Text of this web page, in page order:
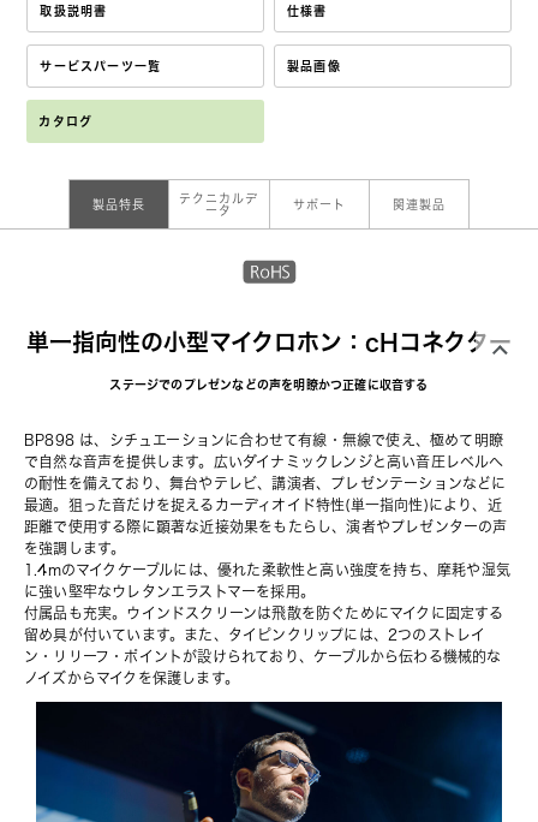
取扱説明書 仕様書
サービスパーツ一覧 製品画像
カタログ
製品特長
テクニカルデ
ータ
サポート 関連製品
単一指向性の小型マイクロホン：cHコネクター
ステージでのプレゼンなどの声を明瞭かつ正確に収音する
BP898 は、シチュエーションに合わせて有線・無線で使え、極めて明瞭
で自然な音声を提供します。広いダイナミックレンジと高い音圧レベルへ
の耐性を備えており、舞台やテレビ、講演者、プレゼンテーションなどに
最適。狙った音だけを捉えるカーディオイド特性(単一指向性)により、近
距離で使用する際に顕著な近接効果をもたらし、演者やプレゼンターの声
を強調します。
1.4mのマイクケーブルには、優れた柔軟性と高い強度を持ち、摩耗や湿気
に強い堅牢なウレタンエラストマーを採用。
付属品も充実。ウインドスクリーンは飛散を防ぐためにマイクに固定する
留め具が付いています。また、タイピンクリップには、2つのストレイ
ン・リリーフ・ポイントが設けられており、ケーブルから伝わる機械的な
ノイズからマイクを保護します。